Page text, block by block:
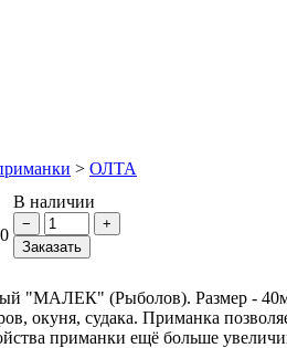
> ОЛТА
В наличии
"МАЛЕК" (Рыболов). Размер -
окуня, судака. Приманка
приманки ещё больше